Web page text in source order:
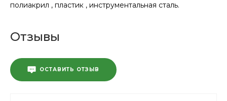
полиакрил , пластик , инструментальная сталь.
Отзывы
ОСТАВИТЬ ОТЗЫВ